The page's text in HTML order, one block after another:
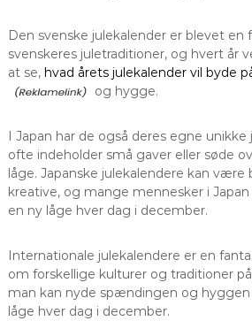
Den svenske julekalender er blevet en
svenskeres juletraditioner, og hvert år
at se, hvad årets julekalender vil byde
og hygge.
I Japan har de også deres egne unikke
ofte indeholder små gaver eller søde
låge. Japanske julekalendere kan være
kreative, og mange mennesker i
en ny låge hver dag i december.
Internationale julekalendere er en
om forskellige kulturer og traditioner
man kan nyde spændingen og
låge hver dag i december.